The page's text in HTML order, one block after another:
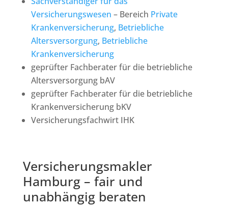
Versicherungswesen – Bereich Private
Krankenversicherung, Betriebliche
Altersversorgung, Betriebliche
Krankenversicherung
geprüfter Fachberater für die betriebliche
Altersversorgung bAV
geprüfter Fachberater für die betriebliche
Krankenversicherung bKV
Versicherungsfachwirt IHK
Versicherungsmakler
Hamburg – fair und
unabhängig beraten